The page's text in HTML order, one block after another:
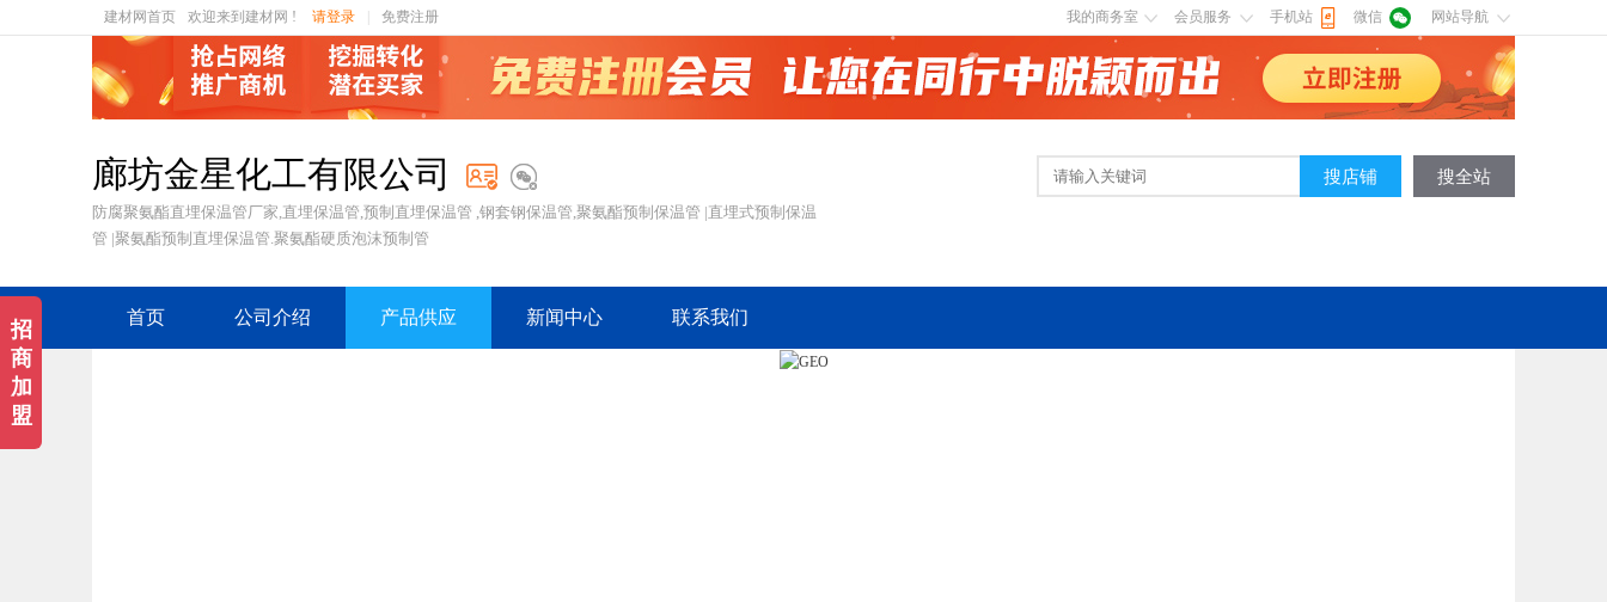
建材网首页 欢迎来到建材网 ! 请登录 免费注册 我的商务室 会员服务 手机站 微信 网站导航
廊坊金星化工有限公司
防腐聚氨酯直埋保温管厂家,直埋保温管,预制直埋保温管 ,钢套钢保温管,聚氨酯预制保温管 |直埋式预制保温
管 |聚氨酯预制直埋保温管.聚氨酯硬质泡沫预制管
搜店铺 搜全站
首页 公司介绍 产品供应 新闻中心 联系我们
招
商
加
盟